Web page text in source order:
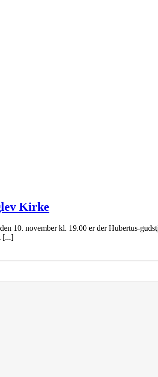
Kirke
10. november kl. 19.00 er der Hubertus-
[...]